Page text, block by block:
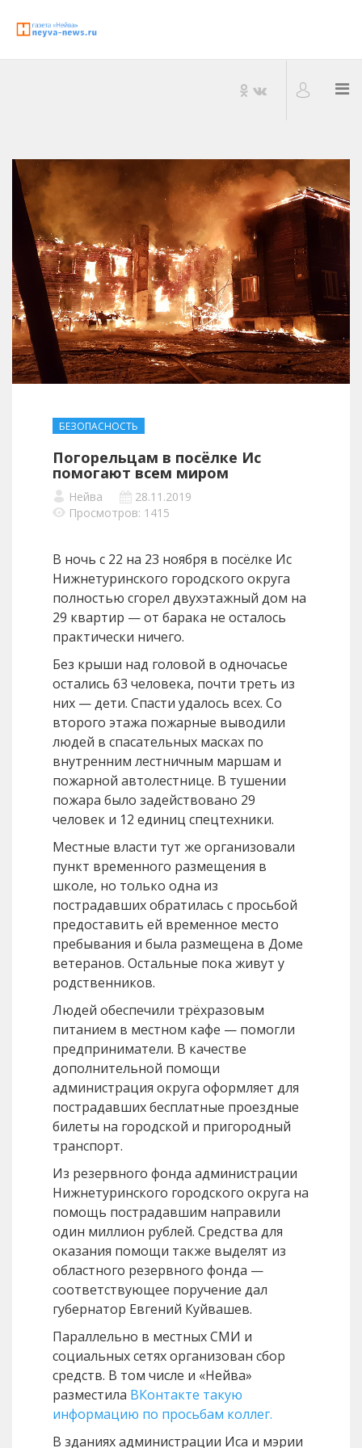
БЕЗОПАСНОСТЬ
Погорельцам в посёлке Ис
помогают всем миром
Нейва
28.11.2019
Просмотров: 1415
В ночь с 22 на 23 ноября в посёлке Ис
Нижнетуринского городского округа
полностью сгорел двухэтажный дом на
29 квартир — от барака не осталось
практически ничего.
Без крыши над головой в одночасье
остались 63 человека, почти треть из
них — дети. Спасти удалось всех. Со
второго этажа пожарные выводили
людей в спасательных масках по
внутренним лестничным маршам и
пожарной автолестнице. В тушении
пожара было задействовано 29
человек и 12 единиц спецтехники.
Местные власти тут же организовали
пункт временного размещения в
школе, но только одна из
пострадавших обратилась с просьбой
предоставить ей временное место
пребывания и была размещена в Доме
ветеранов. Остальные пока живут у
родственников.
Людей обеспечили трёхразовым
питанием в местном кафе — помогли
предприниматели. В качестве
дополнительной помощи
администрация округа оформляет для
пострадавших бесплатные проездные
билеты на городской и пригородный
транспорт.
Из резервного фонда администрации
Нижнетуринского городского округа на
помощь пострадавшим направили
один миллион рублей. Средства для
оказания помощи также выделят из
областного резервного фонда —
соответствующее поручение дал
губернатор Евгений Куйвашев.
Параллельно в местных СМИ и
социальных сетях организован сбор
средств. В том числе и «Нейва»
разместила ВКонтакте такую
информацию по просьбам коллег.
В зданиях администрации Иса и мэрии